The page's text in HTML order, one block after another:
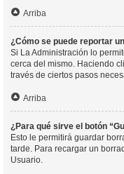
Arriba
¿Cómo se puede reportar
Si La Administración lo
cerca del mismo. Haciendo
través de ciertos pasos
Arriba
¿Para qué sirve el botón
Esto le permitirá guardar
tarde. Para recargar un
Usuario.